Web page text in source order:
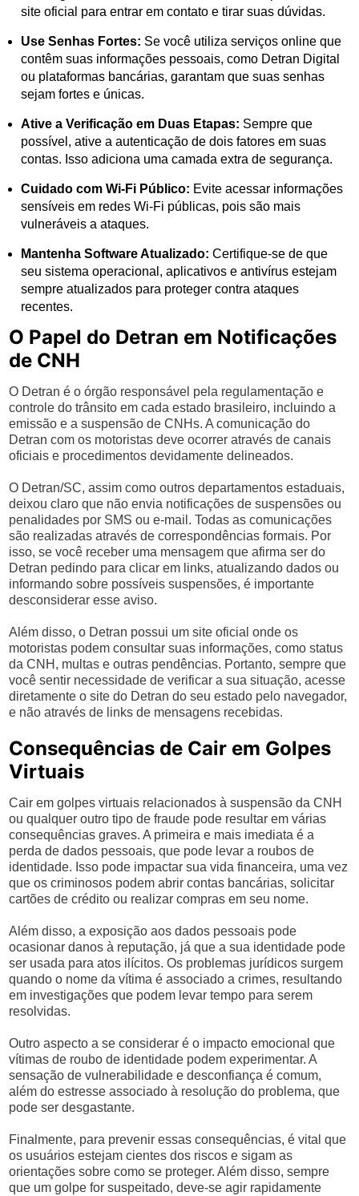
site oficial para entrar em contato e tirar suas dúvidas.
Use Senhas Fortes: Se você utiliza serviços online que
contêm suas informações pessoais, como Detran Digital
ou plataformas bancárias, garantam que suas senhas
sejam fortes e únicas.
Ative a Verificação em Duas Etapas: Sempre que
possível, ative a autenticação de dois fatores em suas
contas. Isso adiciona uma camada extra de segurança.
Cuidado com Wi-Fi Público: Evite acessar informações
sensíveis em redes Wi-Fi públicas, pois são mais
vulneráveis a ataques.
Mantenha Software Atualizado: Certifique-se de que
seu sistema operacional, aplicativos e antivírus estejam
sempre atualizados para proteger contra ataques
recentes.
O Papel do Detran em Notificações
de CNH
O Detran é o órgão responsável pela regulamentação e
controle do trânsito em cada estado brasileiro, incluindo a
emissão e a suspensão de CNHs. A comunicação do
Detran com os motoristas deve ocorrer através de canais
oficiais e procedimentos devidamente delineados.
O Detran/SC, assim como outros departamentos estaduais,
deixou claro que não envia notificações de suspensões ou
penalidades por SMS ou e-mail. Todas as comunicações
são realizadas através de correspondências formais. Por
isso, se você receber uma mensagem que afirma ser do
Detran pedindo para clicar em links, atualizando dados ou
informando sobre possíveis suspensões, é importante
desconsiderar esse aviso.
Além disso, o Detran possui um site oficial onde os
motoristas podem consultar suas informações, como status
da CNH, multas e outras pendências. Portanto, sempre que
você sentir necessidade de verificar a sua situação, acesse
diretamente o site do Detran do seu estado pelo navegador,
e não através de links de mensagens recebidas.
Consequências de Cair em Golpes
Virtuais
Cair em golpes virtuais relacionados à suspensão da CNH
ou qualquer outro tipo de fraude pode resultar em várias
consequências graves. A primeira e mais imediata é a
perda de dados pessoais, que pode levar a roubos de
identidade. Isso pode impactar sua vida financeira, uma vez
que os criminosos podem abrir contas bancárias, solicitar
cartões de crédito ou realizar compras em seu nome.
Além disso, a exposição aos dados pessoais pode
ocasionar danos à reputação, já que a sua identidade pode
ser usada para atos ilícitos. Os problemas jurídicos surgem
quando o nome da vítima é associado a crimes, resultando
em investigações que podem levar tempo para serem
resolvidas.
Outro aspecto a se considerar é o impacto emocional que
vítimas de roubo de identidade podem experimentar. A
sensação de vulnerabilidade e desconfiança é comum,
além do estresse associado à resolução do problema, que
pode ser desgastante.
Finalmente, para prevenir essas consequências, é vital que
os usuários estejam cientes dos riscos e sigam as
orientações sobre como se proteger. Além disso, sempre
que um golpe for suspeitado, deve-se agir rapidamente